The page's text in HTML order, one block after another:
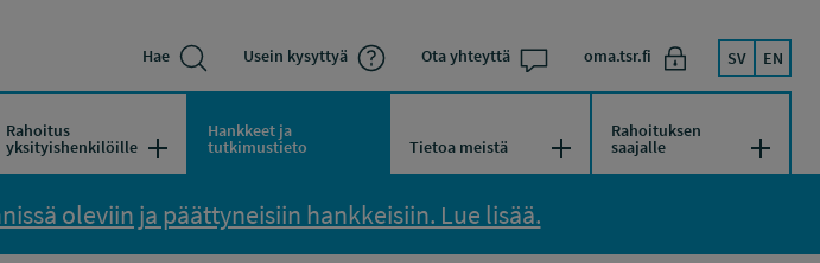
Hae Usein kysyttyä Ota yhteyttä oma.tsr.fi SV EN
valikko
Rahoitus
yksityishenkilöille Avaa/Sulje valikko
Hankkeet ja
tutkimustieto Tietoa meistä Avaa/Sulje valikko
Rahoituksen
saajalle Avaa/
oleviin ja päättyneisiin hankkeisiin. Lue lisää.